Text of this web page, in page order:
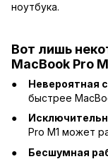
ноутбука.
Вот лишь
MacBook Pro
Невероятная
быстрее
Pro M1 может
Бесшумная